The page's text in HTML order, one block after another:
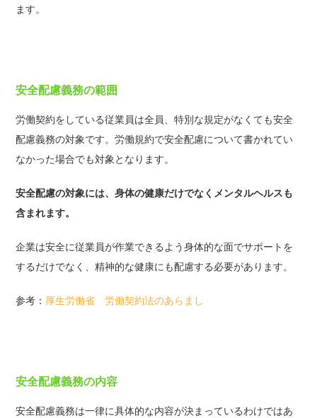
ます。
安全配慮義務の範囲
労働契約をしている従業員は全員、特別な規定がなくても安全
配慮義務の対象です。労働規約で安全配慮について書かれてい
なかった場合でも対象となります。
安全配慮の対象には、身体の健康だけでなくメンタルヘルスも
含まれます。
企業は安全に従業員が作業できるよう身体的な面でサポートを
するだけでなく、精神的な健康にも配慮する必要があります。
参考： 厚生労働省 労働契約法のあらまし
安全配慮義務の内容
安全配慮義務は一律に具体的な内容が決まっているわけではあ